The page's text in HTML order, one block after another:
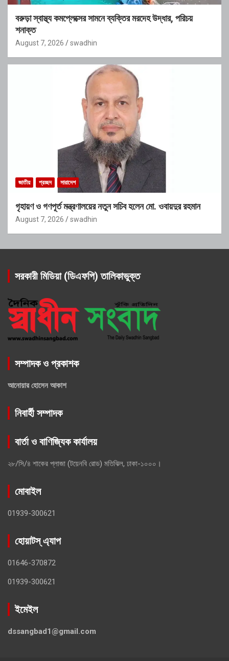
বরুড়া স্বাস্থ্য কমপ্লেক্সের সামনে ব্যক্তির মরদেহ উদ্ধার, পরিচয়
শনাক্ত
August 7, 2026 swadhin
জাতীয় প্রচ্ছদ সারাদেশ
গৃহায়ণ ও গণপূর্ত মন্ত্রণালয়ের নতুন সচিব হলেন মো. ওবায়দুর রহমান
August 7, 2026 swadhin
সরকারী মিডিয়া (ডিএফপি) তালিকাভুক্ত
সম্পাদক ও প্রকাশক
আনোয়ার হোসেন আকাশ
নিবার্হী সম্পাদক
বার্তা ও বাণিজ্যিক কার্যালয়
২৮/সি/৪ শাকের প্লাজা (টয়েনবি রোড) মতিঝিল, ঢাকা-১০০০।
মোবাইল
01939-300621
হোয়াটস্ এ্যাপ
01646-370872
01939-300621
ইমেইল
dssangbad1@gmail.com